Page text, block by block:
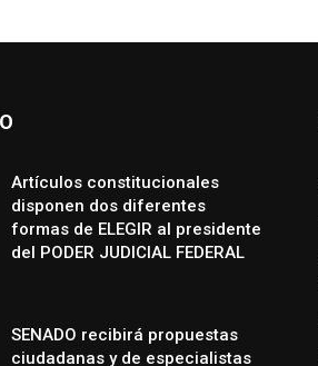
Artículos constitucionales
disponen dos diferentes
formas de ELEGIR al presidente
del PODER JUDICIAL FEDERAL
SENADO recibirá propuestas
ciudadanas y de especialistas